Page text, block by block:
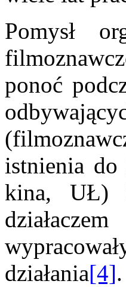
Pomysł
ponoć
istnienia do
kina, UŁ) i
działania[4].